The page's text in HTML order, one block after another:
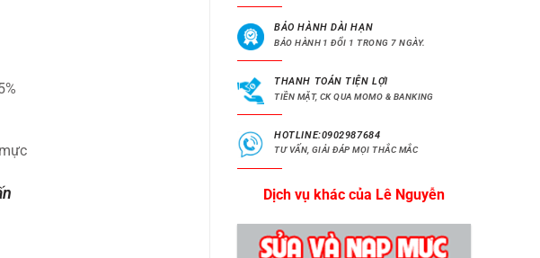
BẢO HÀNH DÀI HẠN
BẢO HÀNH 1 ĐỔI 1 TRONG 7 NGÀY.
THANH TOÁN TIỆN LỢI
TIỀN MẶT, CK QUA MOMO & BANKING
HOTLINE:0902987684
TƯ VẤN, GIẢI ĐÁP MỌI THẮC MẮC
Dịch vụ khác của Lê Nguyễn